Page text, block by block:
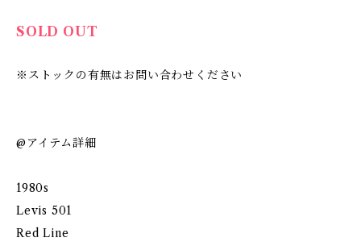
SOLD OUT
※ストックの有無はお問い合わせください
@アイテム詳細
1980s
Levis 501
Red Line